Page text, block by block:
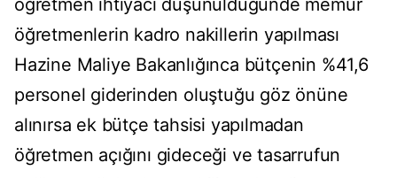
öğretmen ihtiyacı düşünüldüğünde memur
öğretmenlerin kadro nakillerin yapılması
Hazine Maliye Bakanlığınca bütçenin %41,6
personel giderinden oluştuğu göz önüne
alınırsa ek bütçe tahsisi yapılmadan
öğretmen açığını gideceği ve tasarrufun